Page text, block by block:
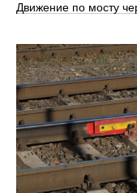
Движение по мосту